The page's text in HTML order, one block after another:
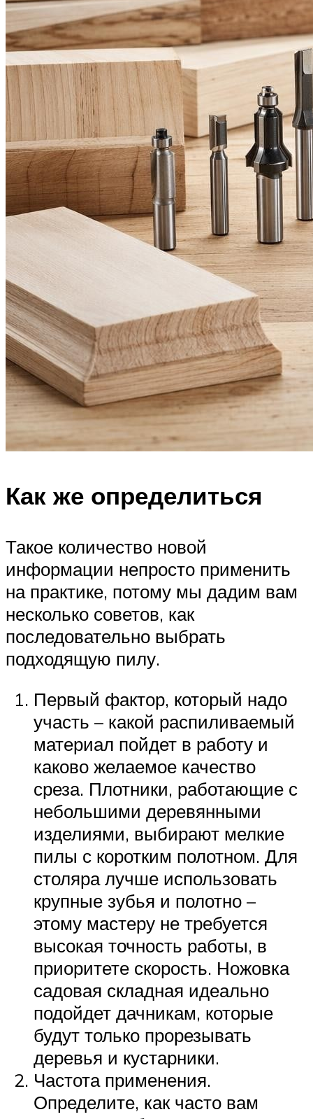
Как же определиться
Такое количество новой
информации непросто применить
на практике, потому мы дадим вам
несколько советов, как
последовательно выбрать
подходящую пилу.
Первый фактор, который надо
участь – какой распиливаемый
материал пойдет в работу и
каково желаемое качество
среза. Плотники, работающие с
небольшими деревянными
изделиями, выбирают мелкие
пилы с коротким полотном. Для
столяра лучше использовать
крупные зубья и полотно –
этому мастеру не требуется
высокая точность работы, в
приоритете скорость. Ножовка
садовая складная идеально
подойдет дачникам, которые
будут только прорезывать
деревья и кустарники.
Частота применения.
Определите, как часто вам